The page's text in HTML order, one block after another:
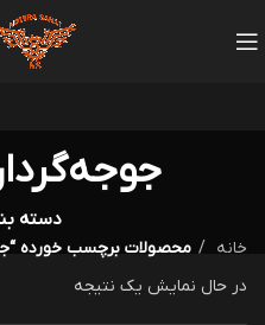
دسته
خانه
محصولات برچسب خورده
در حال نمایش یک نتیجه